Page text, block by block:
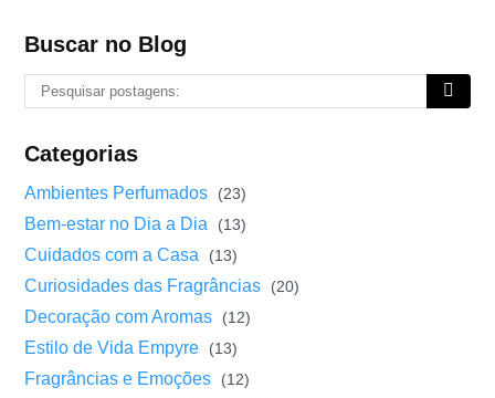
Buscar no Blog
Categorias
Ambientes Perfumados (23)
Bem-estar no Dia a Dia (13)
Cuidados com a Casa (13)
Curiosidades das Fragrâncias (20)
Decoração com Aromas (12)
Estilo de Vida Empyre (13)
Fragrâncias e Emoções (12)